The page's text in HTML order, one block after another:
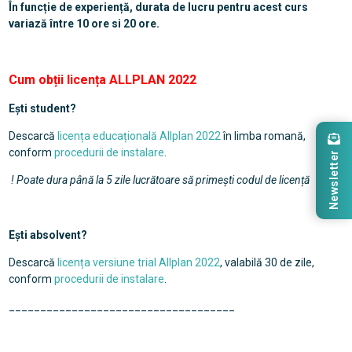
În funcție de experiență, durata de lucru pentru acest curs
variază între 10 ore si 20 ore.
Cum obții licența ALLPLAN 2022
Ești student?
Descarcă licența educațională Allplan 2022în limba romană,
conform procedurii de instalare
! Poate dura până la 5 zile lucrătoare să primești codul de licență
Ești absolvent?
Descarcă licența versiune trial Allplan 2022, valabilă 30 de zile,
conform procedurii de instalare
Newsletter